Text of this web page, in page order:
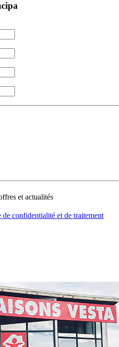
et actualités
de confidentialité et de traitement